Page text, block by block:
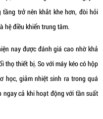
trở nên khắt khe hơn, đòi hỏi
hệ điều khiển trung tâm.
nay được đánh giá cao nhờ khả
thọ thiết bị. So với máy kéo có hộp
học, giảm nhiệt sinh ra trong quá
cả khi hoạt động với tần suất